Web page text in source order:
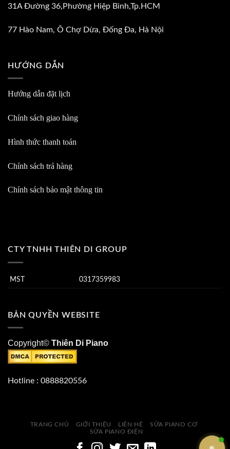
31A Đường 36,Phường Hiệp Bình,Tp.HCM
77 Hào Nam, Ô Chợ Dừa, Đống Đa, Hà Nội
HƯỚNG DẪN
Hướng dẫn đặt lịch
Chính sách giao hàng
Hình thức thanh toán
Chính sách trả hàng
Chính sách bảo mật thông tin
CTY TNHH THIÊN DI GROUP
MST 0317359983
BẢN QUYỀN WEBSITE
Copyright© Thiên Di Piano
Hotline : 0888820556
TRANG CHỦ GIỚI THIỆU LIÊN HỆ
SỬA PIANO CƠ
SỬA PIANO ĐIỆN